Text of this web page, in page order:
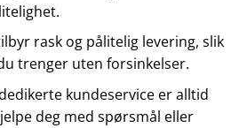
rask og pålitelig levering, slik
trenger uten forsinkelser.
kundeservice er alltid
deg med spørsmål eller